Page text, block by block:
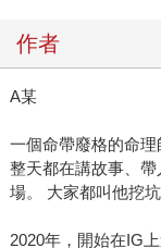
作者
A某
一個命帶廢格的命
整天都在講故事、
場。 大家都叫他挖
2020年，開始在IG